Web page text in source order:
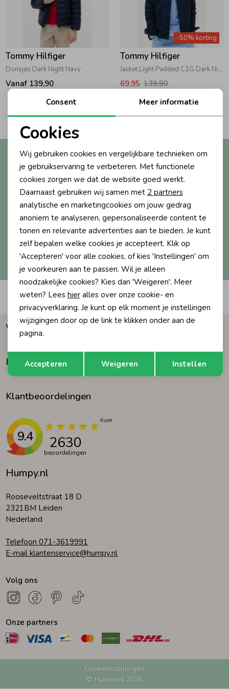
Zwemkleding
Vesten
Overhemden
Colberts & Gilets
Boxpakjes
Rompers
Ondergoed
Regenkleding &-laarzen
Zomeraccessoires
Kledingaccessoires
Zwemkleding
Vesten
Overhemden
Jurken
Rokken & Skorts
Jumpsuits
Blouses
Blazers & Gilets
Leggings
Boxpakjes
Ondergoed
Regenkleding &-laarzen
Kledingaccessoires
Beenmode
Winteraccessoires
Cadeaubonnen
Haaraccessoires
Kledingaccessoires
Babyaccessoires
Verzorgingsproducten
Beenmode
Winteraccessoires
Winterjassen
Zomerjassen
Zwemvesten & Zwembandjes
Winterjassen
Zomerjassen
Tommy Hilfiger
Donsjas Dark Night Navy
Vanaf 139,90
-50% korting
Tommy Hilfiger
Jacket Light Padded C1G Dark Night Navy
69,95 139,90
Altijd als eerste op de hoogte?
Ontvang nieuwe collecties, exclusieve acties én direct
10% korting* op je eerste bestelling.
Aanmelden
Hoe we met je data omgaan? Bekijk dit in onze
privacyverklaring.
Automatisch sparen voor korting
Humpy.nl
Rooseveltstraat 18 D
2321BM Leiden
Nederland
Telefoon 071-3619991
E-mail klantenservice@humpy.nl
Waarom Humpy?
Klantenservice
Klantbeoordelingen
9.4 2630
beoordelingen
Volg ons
Onze partners
Cookieinstellingen
© Humpy.nl 2026
Noodzakelijke cookies
Personalisatie cookies
Analytische cookies
Marketing cookies
Terug Opslaan
Consent Meer informatie
Cookies
Wij gebruiken cookies en vergelijkbare technieken om
je gebruikservaring te verbeteren. Met functionele
cookies zorgen we dat de website goed werkt.
Daarnaast gebruiken wij samen met 2 partners
analytische en marketingcookies om jouw gedrag
anoniem te analyseren, gepersonaliseerde content te
tonen en relevante advertenties aan te bieden. Je kunt
zelf bepalen welke cookies je accepteert. Klik op
'Accepteren' voor alle cookies, of kies 'Instellingen' om
je voorkeuren aan te passen. Wil je alleen
noodzakelijke cookies? Kies dan 'Weigeren'. Meer
weten? Lees hieralles over onze cookie- en
privacyverklaring. Je kunt op elk moment je instellingen
wijzigingen door op de link te klikken onder aan de
pagina.
Accepteren Weigeren Instellen